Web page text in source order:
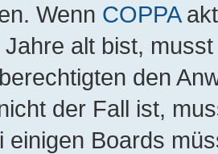
Wenn COPPA
alt bist,
den
der Fall ist,
einigen Boards